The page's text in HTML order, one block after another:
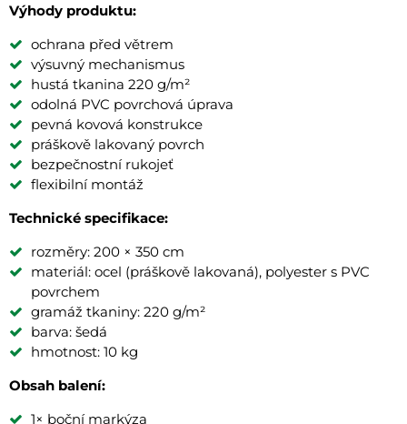
Výhody produktu:
ochrana před větrem
výsuvný mechanismus
hustá tkanina 220 g/m²
odolná PVC povrchová úprava
pevná kovová konstrukce
práškově lakovaný povrch
bezpečnostní rukojeť
flexibilní montáž
Technické specifikace:
rozměry: 200 × 350 cm
materiál: ocel (práškově lakovaná), polyester s PVC
povrchem
gramáž tkaniny: 220 g/m²
barva: šedá
hmotnost: 10 kg
Obsah balení:
1× boční markýza